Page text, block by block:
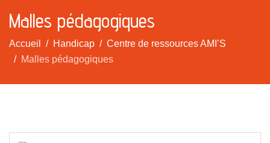
Malles pédagogiques
Accueil Handicap
Centre de ressources AMI’S
Malles pédagogiques